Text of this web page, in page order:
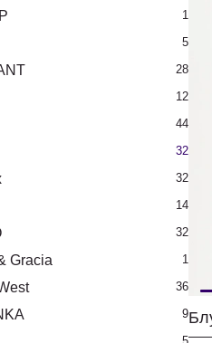
1
5
28
12
44
32
32
14
32
Gracia 1
36
9